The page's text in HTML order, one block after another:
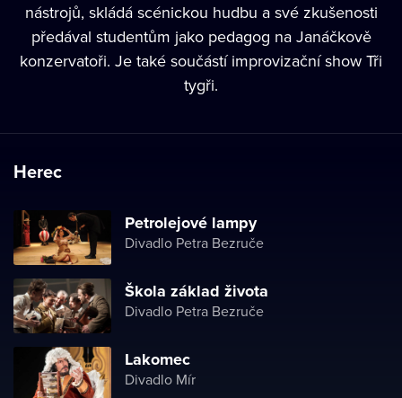
nástrojů, skládá scénickou hudbu a své zkušenosti
předával studentům jako pedagog na Janáčkově
konzervatoři. Je také součástí improvizační show Tři
tygři.
Herec
Petrolejové lampy
Divadlo Petra Bezruče
Škola základ života
Divadlo Petra Bezruče
Lakomec
Divadlo Mír